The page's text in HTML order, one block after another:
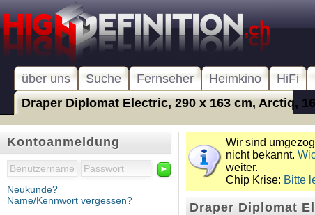
über uns Suche Fernseher Heimkino HiFi
Draper Diplomat Electric, 290 x 163 cm, Arctiq,
Kontoanmeldung
►
Neukunde?
Name/Kennwort vergessen?
Wir sind
nicht bekannt.
weiter.
Chip Krise: Bitte
Draper Diplomat